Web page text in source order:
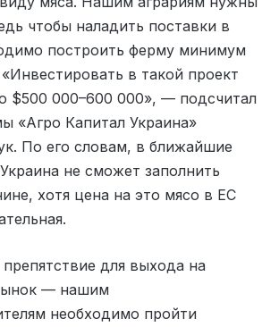
чтобы наладить поставки в
построить ферму минимум
в такой проект
$500 000–600 000», — подсчитал
«Агро Капитал Украина»
По его словам, в ближайшие
не сможет заполнить
хотя цена на это мясо в ЕС
для выхода на
— нашим
необходимо пройти